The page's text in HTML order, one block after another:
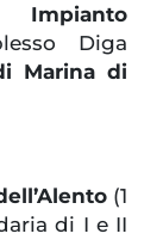
Impianto
Diga
Marina di
(1
di I e II